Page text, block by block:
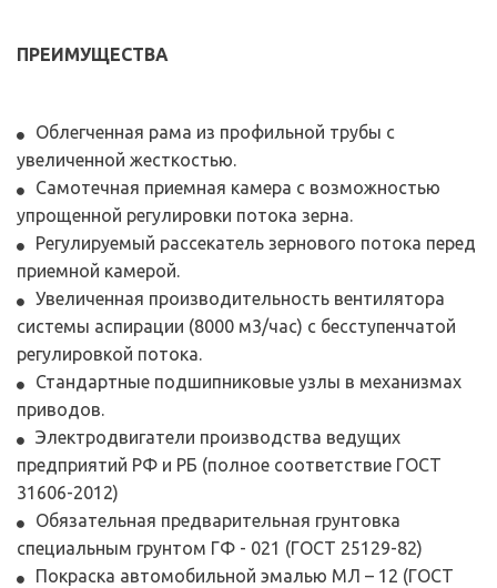
ПРЕИМУЩЕСТВА
Облегченная рама из профильной трубы с
увеличенной жесткостью.
Самотечная приемная камера с возможностью
упрощенной регулировки потока зерна.
Регулируемый рассекатель зернового потока перед
приемной камерой.
Увеличенная производительность вентилятора
системы аспирации (8000 м3/час) с бесступенчатой
регулировкой потока.
Стандартные подшипниковые узлы в механизмах
приводов.
Электродвигатели производства ведущих
предприятий РФ и РБ (полное соответствие ГОСТ
31606-2012)
Обязательная предварительная грунтовка
специальным грунтом ГФ - 021 (ГОСТ 25129-82)
Покраска автомобильной эмалью МЛ – 12 (ГОСТ